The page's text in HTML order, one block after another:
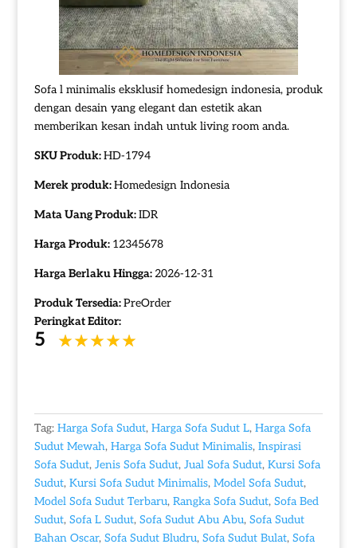
Sofa l minimalis eksklusif homedesign indonesia, produk
dengan desain yang elegant dan estetik akan
memberikan kesan indah untuk living room anda.
SKU Produk:HD-1794
Merek produk:Homedesign Indonesia
Mata Uang Produk:IDR
Harga Produk: 12345678
Harga Berlaku Hingga:2026-12-31
Produk Tersedia:PreOrder
Peringkat Editor:
5
Tag: Harga Sofa Sudut, Harga Sofa Sudut L, Harga Sofa
Sudut Mewah, Harga Sofa Sudut Minimalis, Inspirasi
Sofa Sudut, Jenis Sofa Sudut, Jual Sofa Sudut, Kursi Sofa
Sudut, Kursi Sofa Sudut Minimalis, Model Sofa Sudut,
Model Sofa Sudut Terbaru, Rangka Sofa Sudut, Sofa Bed
Sudut, Sofa L Sudut, Sofa Sudut Abu Abu, Sofa Sudut
Bahan Oscar, Sofa Sudut Bludru, Sofa Sudut Bulat, Sofa